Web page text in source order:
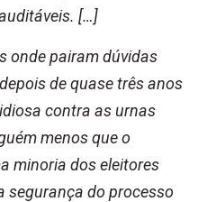
[…]
onde pairam dúvidas
de quase três anos
contra as urnas
menos que o
minoria dos eleitores
segurança do processo